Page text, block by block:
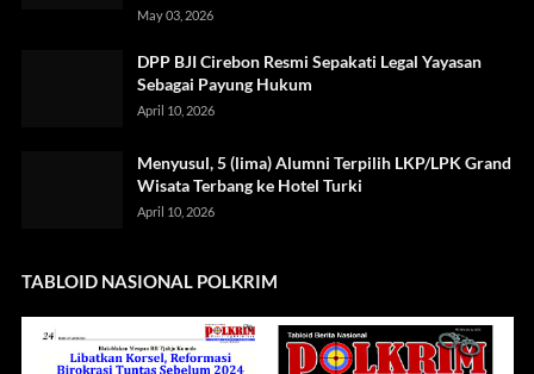
May 03, 2026
DPP BJI Cirebon Resmi Sepakati Legal Yayasan
Sebagai Payung Hukum
April 10, 2026
Menyusul, 5 (lima) Alumni Terpilih LKP/LPK Grand
Wisata Terbang ke Hotel Turki
April 10, 2026
TABLOID NASIONAL POLKRIM